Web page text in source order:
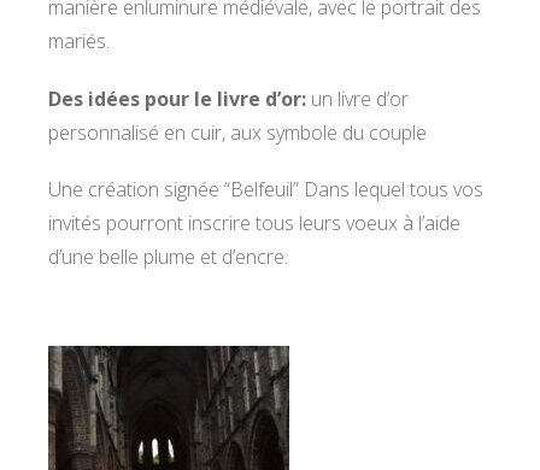
manière enluminure médiévale, avec le portrait des
mariés.
Des idées pour le livre d’or: un livre d’or
personnalisé en cuir, aux symbole du couple
Une création signée “Belfeuil” Dans lequel tous vos
invités pourront inscrire tous leurs voeux à l’aide
d’une belle plume et d’encre.